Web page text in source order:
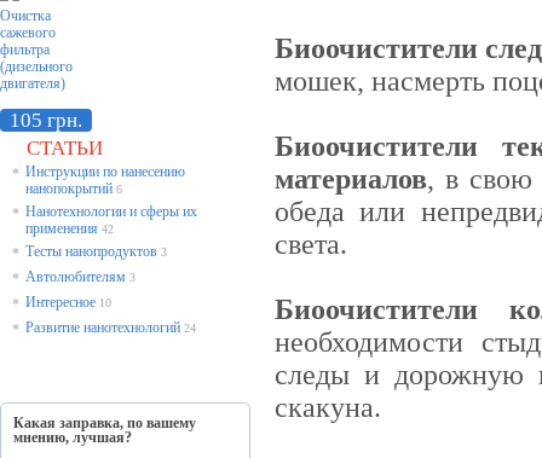
Очистка
сажевого
фильтра
(дизельного
двигателя)
105 грн.
СТАТЬИ
* Инструкции по нанесению
нанопокрытий 6
* Нанотехнологии и сферы их
применения 42
* Тесты нанопродуктов 3
* Автолюбителям 3
* Интересное 10
* Развитие нанотехнологий 24
Какая заправка, по вашему
мнению, лучшая?
Биоочистители
мошек, насмерть
Биоочистители
материалов, в свою
обеда или
света.
Биоочистители
необходимости
следы и дорожную
скакуна.